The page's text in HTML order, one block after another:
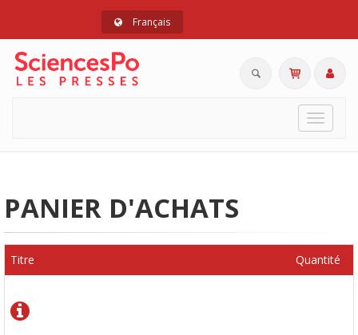
Français
Toggle
PANIER D'ACHATS
Titre Quantité